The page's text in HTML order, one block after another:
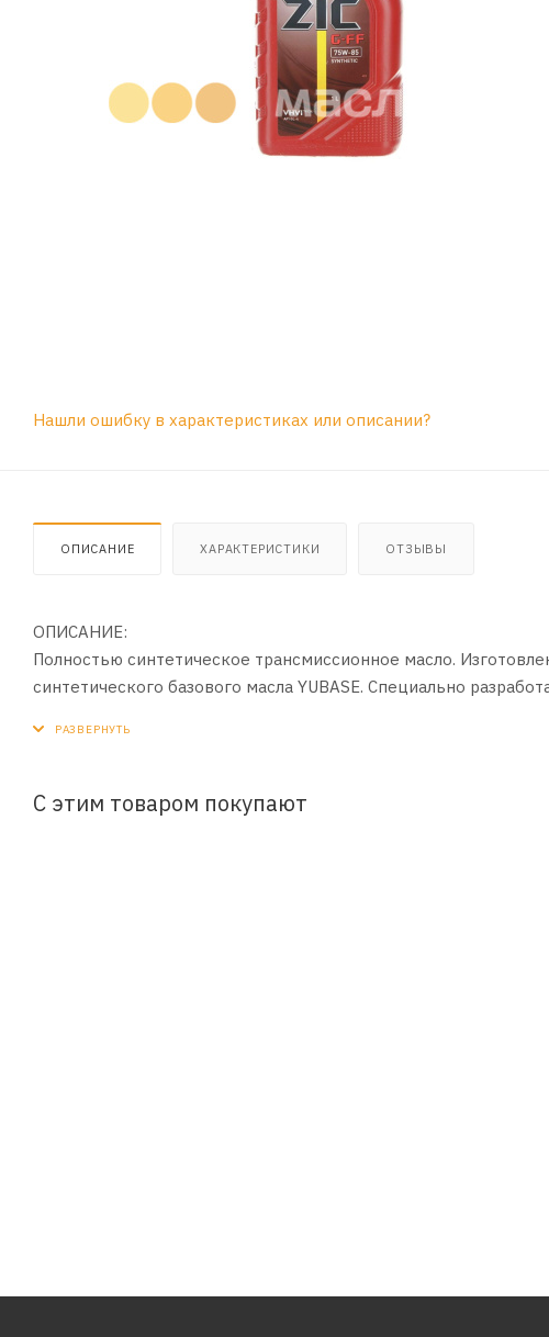
Нашли ошибку в характеристиках или описании?
ОПИСАНИЕ ХАРАКТЕРИСТИКИ ОТЗЫВЫ
ОПИСАНИЕ:
Полностью синтетическое трансмиссионное масло.
синтетического базового масла YUBASE. Специально
С этим товаром покупают